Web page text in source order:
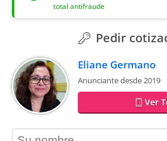
total antifraude
Pedir
Eliane Germano
Anunciante desde 2019
Ver
contact_name